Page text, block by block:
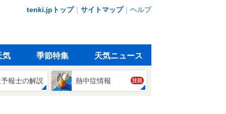
tenki.jpトップ｜ サイトマップ｜ ヘルプ
気 季節特集 天気ニュース
報士の解説 熱中症情報 注目